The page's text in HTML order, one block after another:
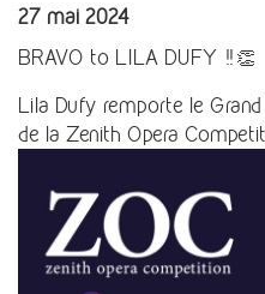
27 mai 2024
BRAVO to LILA DUFY !! 👏
Lila Dufy remporte le
de la Zenith Opera